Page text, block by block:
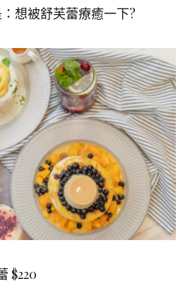
想被舒芙蕾療癒一下?
$220